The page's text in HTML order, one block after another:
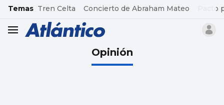
common.go-to-content
Temas Tren Celta Concierto de Abraham Mateo Pacto
header.menu.open
Opinión